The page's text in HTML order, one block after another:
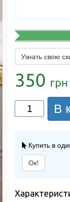
Узнать свою
350 грн
В
Купить в
Ок!